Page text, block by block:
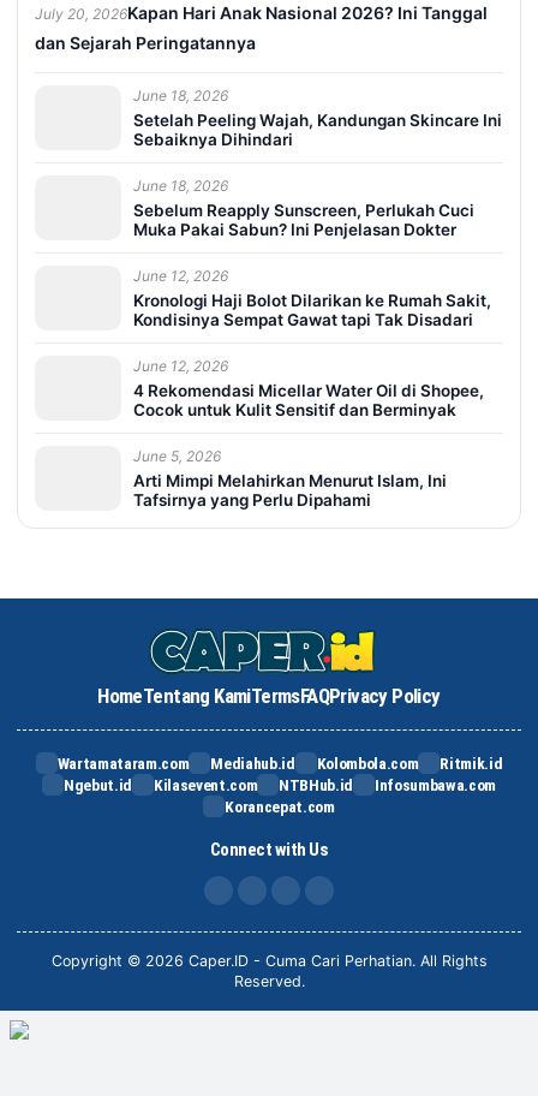
July 20, 2026Kapan Hari Anak Nasional 2026? Ini Tanggal
dan Sejarah Peringatannya
June 18, 2026
Setelah Peeling Wajah, Kandungan Skincare Ini
Sebaiknya Dihindari
June 18, 2026
Sebelum Reapply Sunscreen, Perlukah Cuci
Muka Pakai Sabun? Ini Penjelasan Dokter
June 12, 2026
Kronologi Haji Bolot Dilarikan ke Rumah Sakit,
Kondisinya Sempat Gawat tapi Tak Disadari
June 12, 2026
4 Rekomendasi Micellar Water Oil di Shopee,
Cocok untuk Kulit Sensitif dan Berminyak
June 5, 2026
Arti Mimpi Melahirkan Menurut Islam, Ini
Tafsirnya yang Perlu Dipahami
HomeTentang KamiTermsFAQPrivacy Policy
Wartamataram.com Mediahub.id Kolombola.com
Ritmik.id
Ngebut.id
Kilasevent.com NTBHub.id
Infosumbawa.com
Korancepat.com
Connect with Us
FB IG TikTok
Copyright © 2026 Caper.ID - Cuma Cari Perhatian. All Rights
Reserved.